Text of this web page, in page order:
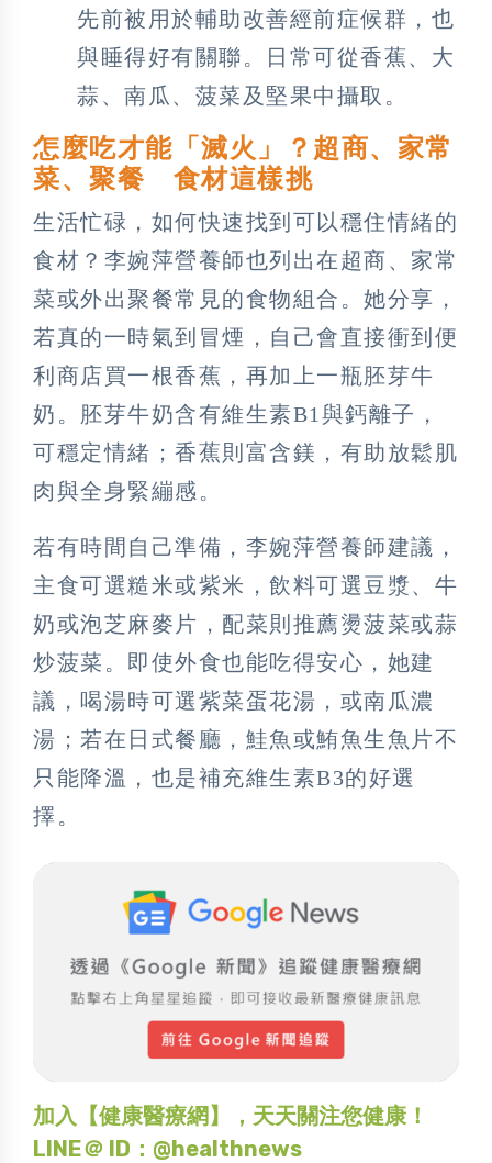
先前被用於輔助改善經前症候群，也
與睡得好有關聯。日常可從香蕉、大
蒜、南瓜、菠菜及堅果中攝取。
怎麼吃才能「滅火」？超商、家常
菜、聚餐 食材這樣挑
生活忙碌，如何快速找到可以穩住情緒的
食材？李婉萍營養師也列出在超商、家常
菜或外出聚餐常見的食物組合。她分享，
若真的一時氣到冒煙，自己會直接衝到便
利商店買一根香蕉，再加上一瓶胚芽牛
奶。胚芽牛奶含有維生素B1與鈣離子，
可穩定情緒；香蕉則富含鎂，有助放鬆肌
肉與全身緊繃感。
若有時間自己準備，李婉萍營養師建議，
主食可選糙米或紫米，飲料可選豆漿、牛
奶或泡芝麻麥片，配菜則推薦燙菠菜或蒜
炒菠菜。即使外食也能吃得安心，她建
議，喝湯時可選紫菜蛋花湯，或南瓜濃
湯；若在日式餐廳，鮭魚或鮪魚生魚片不
只能降溫，也是補充維生素B3的好選
擇。
加入【健康醫療網】，天天關注您健康！
LINE＠ ID：@healthnews